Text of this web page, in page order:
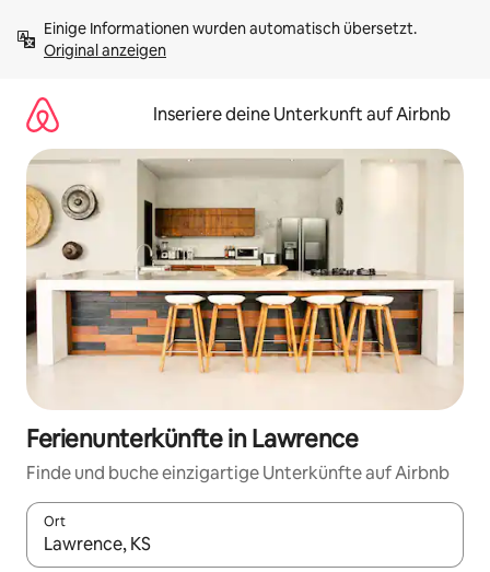
Inhalten
springenOriginal anzeigen
Inseriere deine Unterkunft auf Airbnb
Ferienunterkünfte in Lawrence
Finde und buche einzigartige Unterkünfte auf Airbnb
Ort
Wenn Ergebnisse verfügbar sind, navigiere mit den